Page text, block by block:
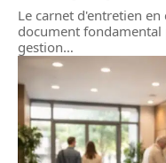
Le carnet d'entretien
document
gestion…